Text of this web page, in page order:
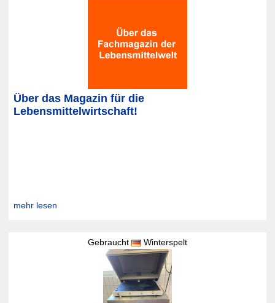
Über das Magazin für die
Lebensmittelwirtschaft!
mehr lesen
Gebraucht Winterspelt